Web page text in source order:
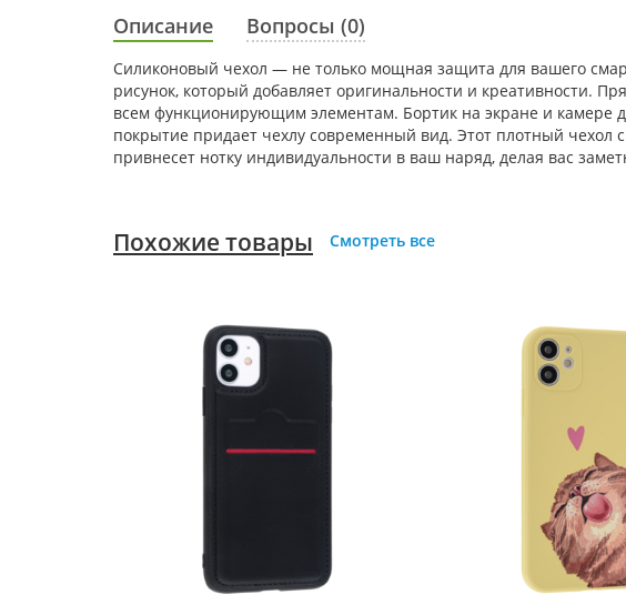
Описание Вопросы (0)
Силиконовый чехол — не только мощная защита для вашего
рисунок, который добавляет оригинальности и креативности.
всем функционирующим элементам. Бортик на экране и камере
покрытие придает чехлу современный вид. Этот плотный
привнесет нотку индивидуальности в ваш наряд, делая вас
Похожие товары Смотреть все